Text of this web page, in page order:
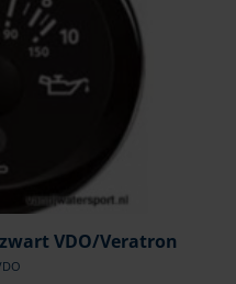
VDO/Veratron